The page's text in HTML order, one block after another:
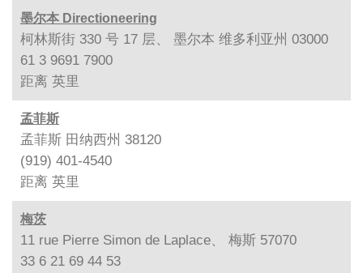
墨尔本 Directioneering
柯林斯街 330 号 17 层、 墨尔本 维多利亚州 03000
61 3 9691 7900
距离 英里
孟菲斯
孟菲斯 田纳西州 38120
(919) 401-4540
距离 英里
梅茨
11 rue Pierre Simon de Laplace、 梅斯 57070
33 6 21 69 44 53